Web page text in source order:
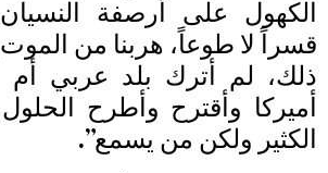
الكهول على أرصفة
قسراً لا طوعاً، هربنا من
ذلك، لم أترك بلد عربي
أميركا وأقترح وأطرح الحلول
الكثير ولكن من يسمع”.